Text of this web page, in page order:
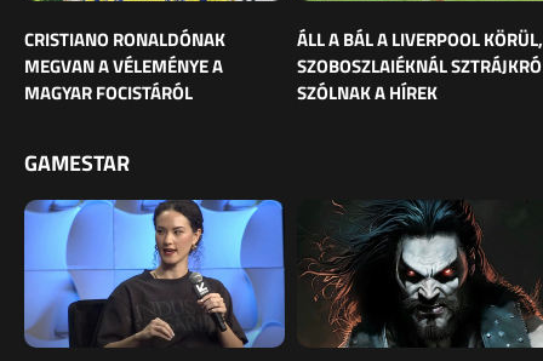
CRISTIANO RONALDÓNAK
MEGVAN A VÉLEMÉNYE A
MAGYAR FOCISTÁRÓL
ÁLL A BÁL A LIVERPOOL KÖRÜL,
SZOBOSZLAIÉKNÁL
SZÓLNAK A HÍREK
GAMESTAR